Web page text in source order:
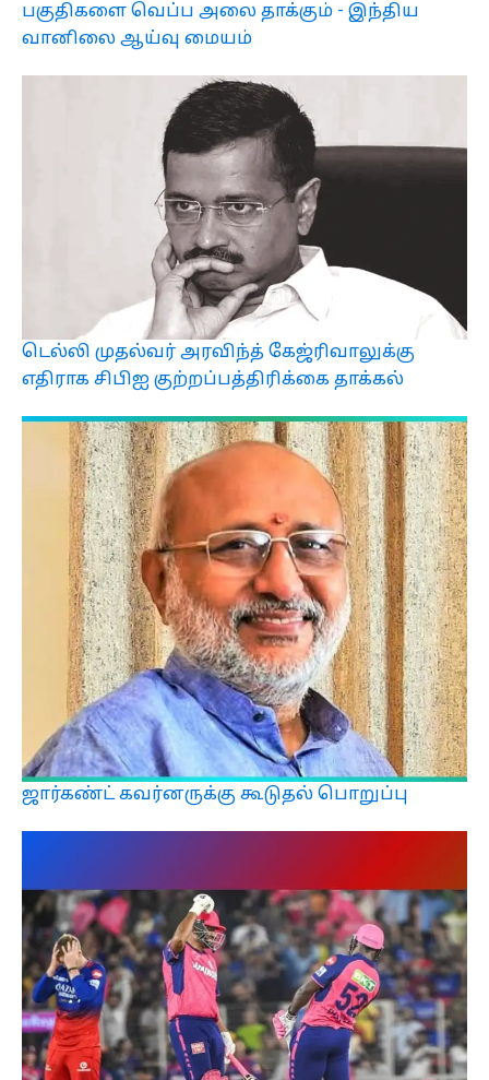
பகுதிகளை வெப்ப அலை தாக்கும் - இந்திய
வானிலை ஆய்வு மையம்
டெல்லி முதல்வர் அரவிந்த் கேஜ்ரிவாலுக்கு
எதிராக சிபிஐ குற்றப்பத்திரிக்கை தாக்கல்
ஜார்கண்ட் கவர்னருக்கு கூடுதல் பொறுப்பு